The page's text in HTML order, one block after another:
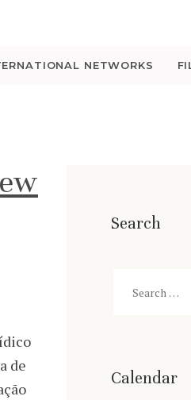
NETWORKS
de
Search
Calendar